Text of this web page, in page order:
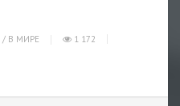
/ В МИРЕ
1 172